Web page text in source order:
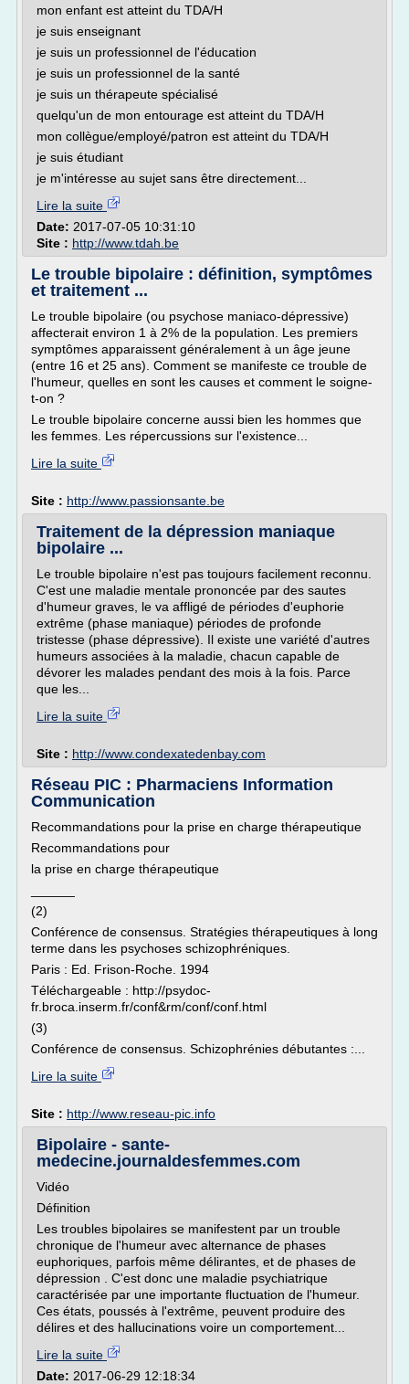
mon enfant est atteint du TDA/H
je suis enseignant
je suis un professionnel de l'éducation
je suis un professionnel de la santé
je suis un thérapeute spécialisé
quelqu'un de mon entourage est atteint du TDA/H
mon collègue/employé/patron est atteint du TDA/H
je suis étudiant
je m'intéresse au sujet sans être directement...
Lire la suite
Date: 2017-07-05 10:31:10
Site : http://www.tdah.be
Le trouble bipolaire : définition, symptômes
et traitement ...
Le trouble bipolaire (ou psychose maniaco-dépressive)
affecterait environ 1 à 2% de la population. Les premiers
symptômes apparaissent généralement à un âge jeune
(entre 16 et 25 ans). Comment se manifeste ce trouble de
l'humeur, quelles en sont les causes et comment le soigne-
t-on ?
Le trouble bipolaire concerne aussi bien les hommes que
les femmes. Les répercussions sur l'existence...
Lire la suite
Site : http://www.passionsante.be
Traitement de la dépression maniaque
bipolaire ...
Le trouble bipolaire n'est pas toujours facilement reconnu.
C'est une maladie mentale prononcée par des sautes
d'humeur graves, le va affligé de périodes d'euphorie
extrême (phase maniaque) périodes de profonde
tristesse (phase dépressive). Il existe une variété d'autres
humeurs associées à la maladie, chacun capable de
dévorer les malades pendant des mois à la fois. Parce
que les...
Lire la suite
Site : http://www.condexatedenbay.com
Réseau PIC : Pharmaciens Information
Communication
Recommandations pour la prise en charge thérapeutique
Recommandations pour
la prise en charge thérapeutique
(2)
Conférence de consensus. Stratégies thérapeutiques à long
terme dans les psychoses schizophréniques.
Paris : Ed. Frison-Roche. 1994
Téléchargeable : http://psydoc-
fr.broca.inserm.fr/conf&rm/conf/conf.html
(3)
Conférence de consensus. Schizophrénies débutantes :...
Lire la suite
Site : http://www.reseau-pic.info
Bipolaire - sante-
medecine.journaldesfemmes.com
Vidéo
Définition
Les troubles bipolaires se manifestent par un trouble
chronique de l'humeur avec alternance de phases
euphoriques, parfois même délirantes, et de phases de
dépression . C'est donc une maladie psychiatrique
caractérisée par une importante fluctuation de l'humeur.
Ces états, poussés à l'extrême, peuvent produire des
délires et des hallucinations voire un comportement...
Lire la suite
Date: 2017-06-29 12:18:34